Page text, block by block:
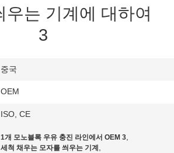
우는 기계에 대하여
3
중국
OEM
ISO, CE
1개 모노블록 우유 충진 라인에서 OEM 3,
세척 채우는 모자를 씌우는 기계 ,